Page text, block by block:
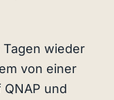
wieder
von einer
und